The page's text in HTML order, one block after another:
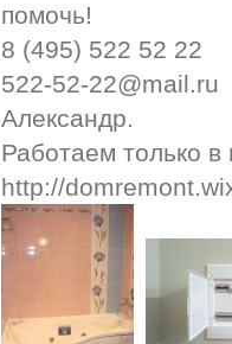
помочь!
8 (495) 522 52 22
522-52-22@mail.ru
Александр.
Работаем только
http://